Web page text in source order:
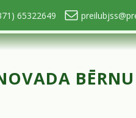
65322649